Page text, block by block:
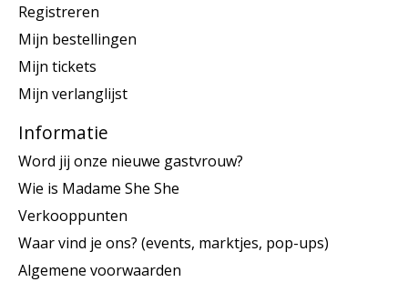
Registreren
Mijn bestellingen
Mijn tickets
Mijn verlanglijst
Informatie
Word jij onze nieuwe gastvrouw?
Wie is Madame She She
Verkooppunten
Waar vind je ons? (events, marktjes, pop-ups)
Algemene voorwaarden